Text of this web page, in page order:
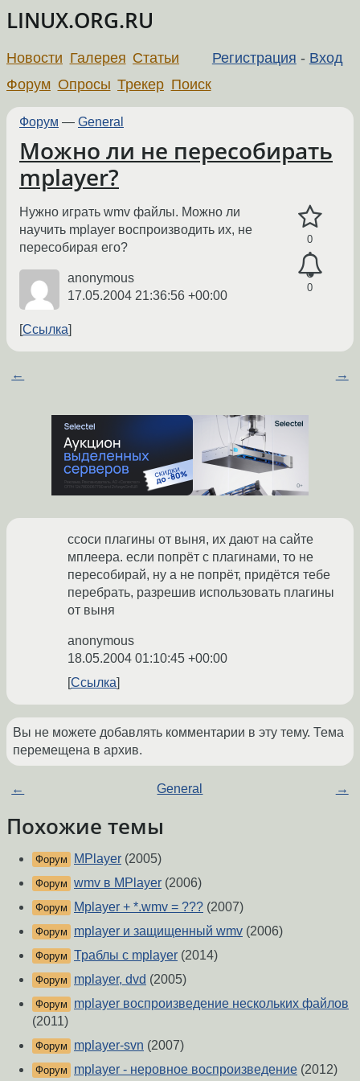
LINUX.ORG.RU
Регистрация - Вход
Новости Галерея Статьи
Форум Опросы Трекер Поиск
Форум — General
Можно ли не пересобирать
mplayer?
0
0
Нужно играть wmv файлы. Можно ли
научить mplayer воспроизводить их, не
пересобирая его?
anonymous
17.05.2004 21:36:56 +00:00
Ссылка
← →
ссоси плагины от выня, их дают на сайте
мплеера. если попрёт с плагинами, то не
пересобирай, ну а не попрёт, придётся тебе
перебрать, разрешив использовать плагины
от выня
anonymous
18.05.2004 01:10:45 +00:00
Ссылка
Вы не можете добавлять комментарии в эту тему. Тема
перемещена в архив.
← General →
Похожие темы
Форум MPlayer (2005)
Форум wmv в MPlayer (2006)
Форум Mplayer + *.wmv = ??? (2007)
Форум mplayer и защищенный wmv (2006)
Форум Траблы с mplayer (2014)
Форум mplayer, dvd (2005)
Форум
mplayer воспроизведение нескольких файлов
(2011)
Форум mplayer-svn (2007)
Форум mplayer - неровное воспроизведение (2012)